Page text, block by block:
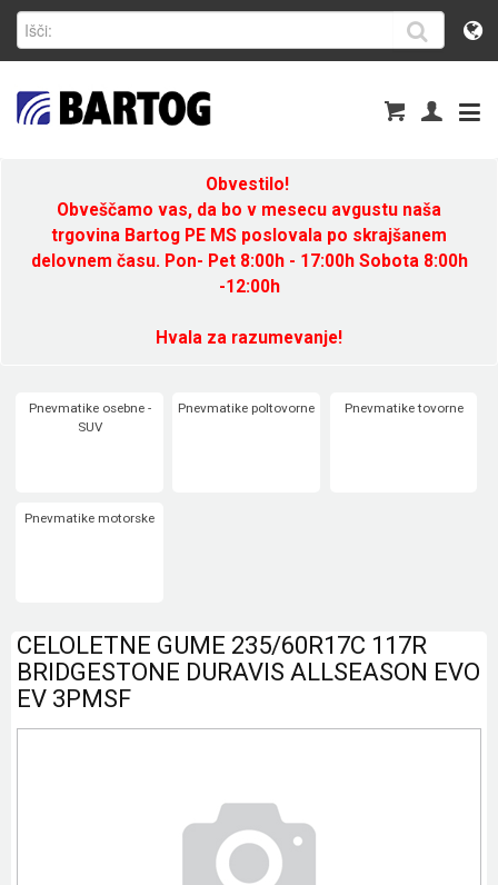
Obvestilo!
Obveščamo vas, da bo v mesecu avgustu naša
trgovina Bartog PE MS poslovala po skrajšanem
delovnem času. Pon- Pet 8:00h - 17:00h Sobota 8:00h
-12:00h
Hvala za razumevanje!
Pnevmatike osebne -
SUV
Pnevmatike poltovorne Pnevmatike tovorne
Pnevmatike motorske
CELOLETNE GUME 235/60R17C 117R
BRIDGESTONE DURAVIS ALLSEASON EVO
EV 3PMSF